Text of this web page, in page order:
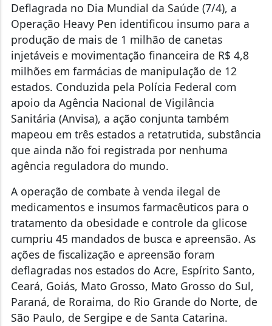
Deflagrada no Dia Mundial da Saúde (7/4), a
Operação Heavy Pen identificou insumo para a
produção de mais de 1 milhão de canetas
injetáveis e movimentação financeira de R$ 4,8
milhões em farmácias de manipulação de 12
estados. Conduzida pela Polícia Federal com
apoio da Agência Nacional de Vigilância
Sanitária (Anvisa), a ação conjunta também
mapeou em três estados a retatrutida, substância
que ainda não foi registrada por nenhuma
agência reguladora do mundo.
A operação de combate à venda ilegal de
medicamentos e insumos farmacêuticos para o
tratamento da obesidade e controle da glicose
cumpriu 45 mandados de busca e apreensão. As
ações de fiscalização e apreensão foram
deflagradas nos estados do Acre, Espírito Santo,
Ceará, Goiás, Mato Grosso, Mato Grosso do Sul,
Paraná, de Roraima, do Rio Grande do Norte, de
São Paulo, de Sergipe e de Santa Catarina.